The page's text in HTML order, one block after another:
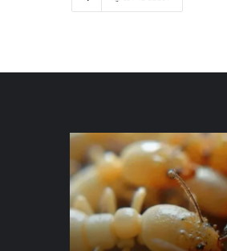
شركة
مكافحة
الرمة
في
الورقاء